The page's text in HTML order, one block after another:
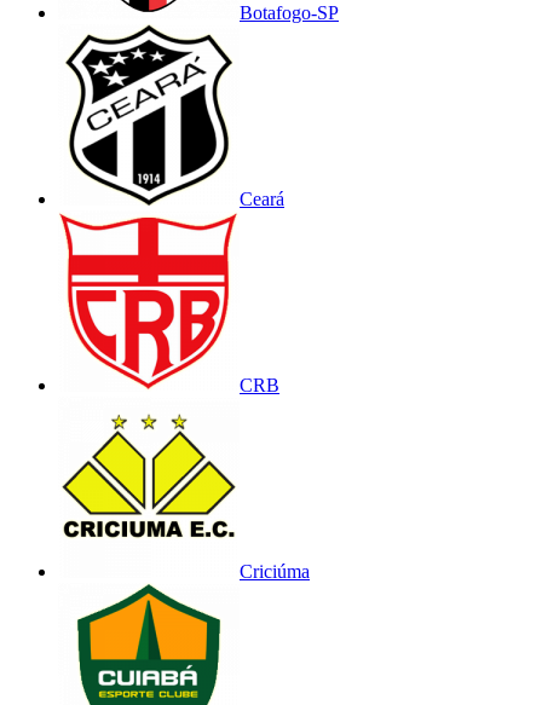
Botafogo-SP
Ceará
CRB
Criciúma